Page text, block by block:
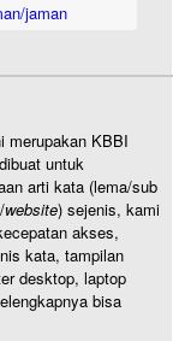
jaman
merupakan KBBI
untuk
arti kata (lema/sub
website) sejenis, kami
akses,
kata, tampilan
desktop, laptop
bisa